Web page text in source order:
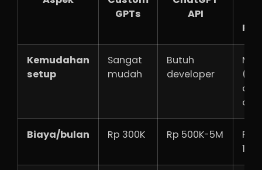
GPTs
API
Kemudahan
setup
Sangat
mudah
Butuh
developer
Biaya/bulan Rp 300K Rp 500K-5M
Rp
10M